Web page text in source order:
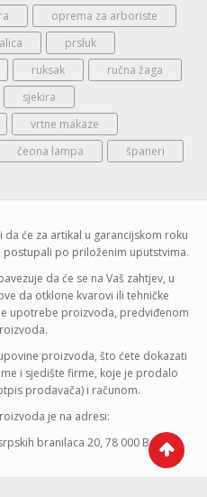
oprema za arboriste
prsluk
ruksak
ručna žaga
sjekira
vrtne makaze
čeona lampa španeri
da će za artikal u garancijskom roku
po priloženim uputstvima.
da će se na Vaš zahtjev, u
da otklone kvarovi ili tehničke
upotrebe proizvoda, predviđenom
proizvoda, što ćete dokazati
i sjedište firme, koje je prodalo
prodavača) i računom.
je na adresi:
branilaca 20, 78 000 Banja